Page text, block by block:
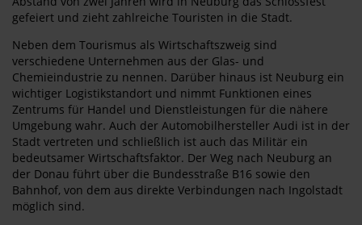
gefeiert und zieht zahlreiche Touristen in die Stadt.
Neben dem Tourismus als Wirtschaftszweig sind
verschiedene Unternehmen aus der Glas- und
Chemieindustrie zu nennen. Darüber hinaus ist Neuburg ein
wichtiger Logistikstandort und nimmt Funktionen eines
Zentrums für Handel und Dienstleistungen für die nähere
Umgebung wahr. Auch der Automobilhersteller Audi ist in der
Stadt vertreten und schließlich ist auch das Militär ein
bedeutsamer Wirtschaftsfaktor. Der Weg nach Neuburg an
der Donau führt über die Bundesstraße B16 sowie den
Bahnhof, von dem aus direkte Verbindungen nach Ingolstadt
möglich sind.